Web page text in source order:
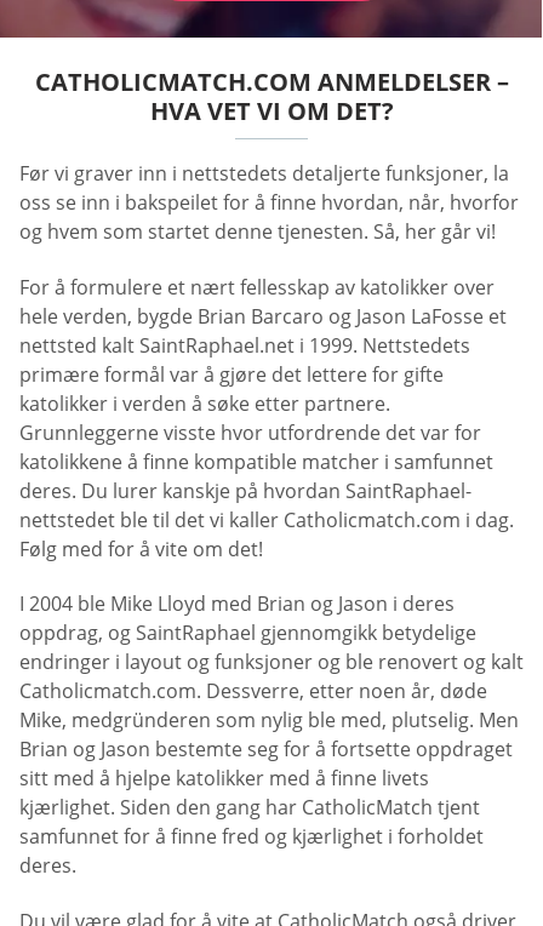
CATHOLICMATCH.COM ANMELDELSER –
HVA VET VI OM DET?
Før vi graver inn i nettstedets detaljerte funksjoner, la
oss se inn i bakspeilet for å finne hvordan, når, hvorfor
og hvem som startet denne tjenesten. Så, her går vi!
For å formulere et nært fellesskap av katolikker over
hele verden, bygde Brian Barcaro og Jason LaFosse et
nettsted kalt SaintRaphael.net i 1999. Nettstedets
primære formål var å gjøre det lettere for gifte
katolikker i verden å søke etter partnere.
Grunnleggerne visste hvor utfordrende det var for
katolikkene å finne kompatible matcher i samfunnet
deres. Du lurer kanskje på hvordan SaintRaphael-
nettstedet ble til det vi kaller Catholicmatch.com i dag.
Følg med for å vite om det!
I 2004 ble Mike Lloyd med Brian og Jason i deres
oppdrag, og SaintRaphael gjennomgikk betydelige
endringer i layout og funksjoner og ble renovert og kalt
Catholicmatch.com. Dessverre, etter noen år, døde
Mike, medgründeren som nylig ble med, plutselig. Men
Brian og Jason bestemte seg for å fortsette oppdraget
sitt med å hjelpe katolikker med å finne livets
kjærlighet. Siden den gang har CatholicMatch tjent
samfunnet for å finne fred og kjærlighet i forholdet
deres.